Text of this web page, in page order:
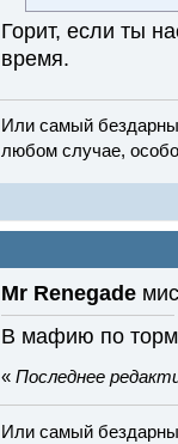
Горит, если ты
время.
Или самый
любом случае,
Mr Renegade
В мафию по
« Последнее
Или самый